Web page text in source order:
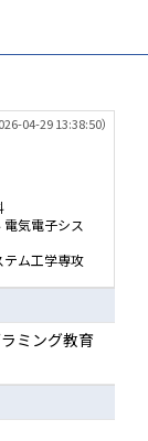
04-29 13:38:50）
気電子シス
テム工学専攻
ミング教育